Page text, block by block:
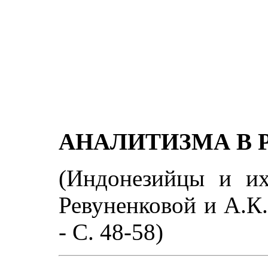
АНАЛИТИЗМА В
(Индонезийцы и
Ревуненковой и
- С. 48-58)